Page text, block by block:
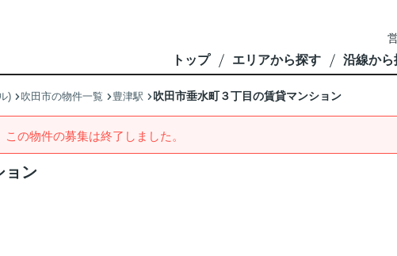
トップ エリアから探す 沿線から
) 吹田市の物件一覧 豊津駅 吹田市垂水町３丁目の賃貸マンション
この物件の募集は終了しました。
ョン